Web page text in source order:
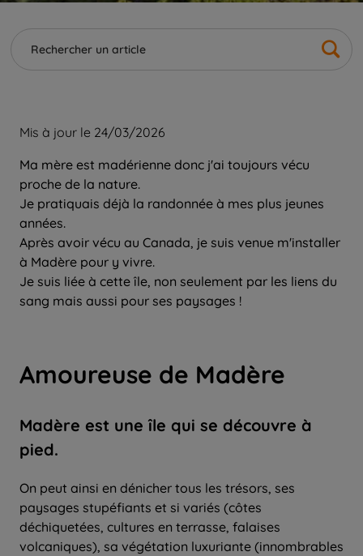
Mis à jour le 24/03/2026
Ma mère est madérienne donc j'ai toujours vécu
proche de la nature.
Je pratiquais déjà la randonnée à mes plus jeunes
années.
Après avoir vécu au Canada, je suis venue m'installer
à Madère pour y vivre.
Je suis liée à cette île, non seulement par les liens du
sang mais aussi pour ses paysages !
Amoureuse de Madère
Madère est une île qui se découvre à
pied.
On peut ainsi en dénicher tous les trésors, ses
paysages stupéfiants et si variés (côtes
déchiquetées, cultures en terrasse, falaises
volcaniques), sa végétation luxuriante (innombrables